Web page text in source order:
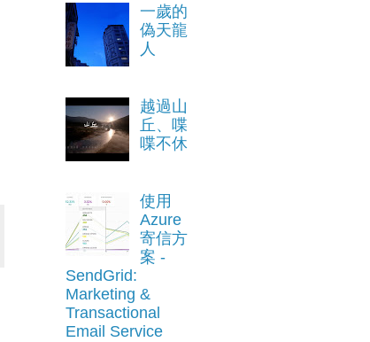
一歲的
偽天龍
人
越過山
丘、喋
喋不休
使用
Azure
寄信方
案 -
SendGrid:
Marketing &
Transactional
Email Service